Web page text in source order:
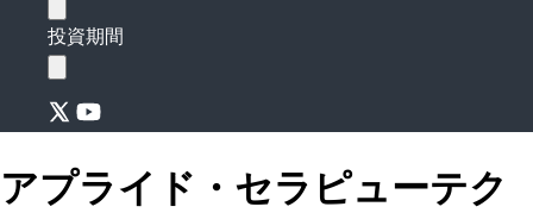
投資期間
アプライド・セラピューテク